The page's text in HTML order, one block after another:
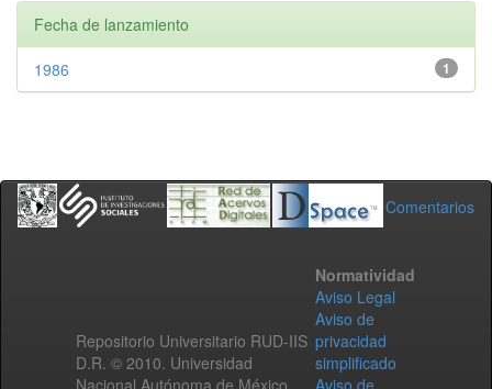
Fecha de lanzamiento
1
1986
Comentarios
Repositorio Universitario RUD-IIS
D.R. © 2010. Universidad
Nacional Autónoma de México.
Normatividad
Aviso Legal
Aviso de
privacidad
simplificado
Aviso de